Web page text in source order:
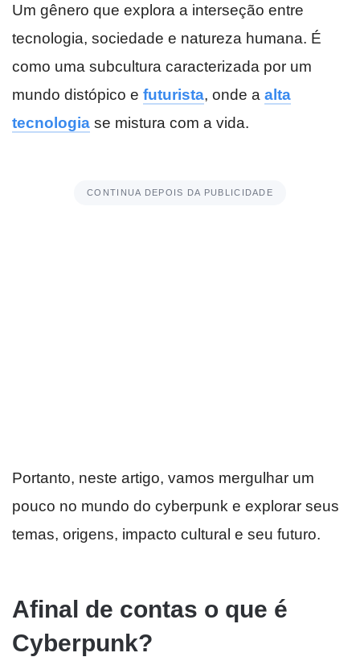
Um gênero que explora a interseção entre
tecnologia, sociedade e natureza humana. É
como uma subcultura caracterizada por um
mundo distópico e futurista, onde a alta
tecnologia se mistura com a vida.
CONTINUA DEPOIS DA PUBLICIDADE
Portanto, neste artigo, vamos mergulhar um
pouco no mundo do cyberpunk e explorar seus
temas, origens, impacto cultural e seu futuro.
Afinal de contas o que é
Cyberpunk?